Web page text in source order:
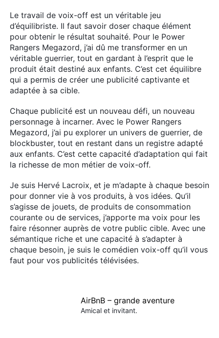
Le travail de voix-off est un véritable jeu
d’équilibriste. Il faut savoir doser chaque élément
pour obtenir le résultat souhaité. Pour le Power
Rangers Megazord, j’ai dû me transformer en un
véritable guerrier, tout en gardant à l’esprit que le
produit était destiné aux enfants. C’est cet équilibre
qui a permis de créer une publicité captivante et
adaptée à sa cible.
Chaque publicité est un nouveau défi, un nouveau
personnage à incarner. Avec le Power Rangers
Megazord, j’ai pu explorer un univers de guerrier, de
blockbuster, tout en restant dans un registre adapté
aux enfants. C’est cette capacité d’adaptation qui fait
la richesse de mon métier de voix-off.
Je suis Hervé Lacroix, et je m’adapte à chaque besoin
pour donner vie à vos produits, à vos idées. Qu’il
s’agisse de jouets, de produits de consommation
courante ou de services, j’apporte ma voix pour les
faire résonner auprès de votre public cible. Avec une
sémantique riche et une capacité à s’adapter à
chaque besoin, je suis le comédien voix-off qu’il vous
faut pour vos publicités télévisées.
AirBnB – grande aventure
Amical et invitant.
×
Rechercher
: